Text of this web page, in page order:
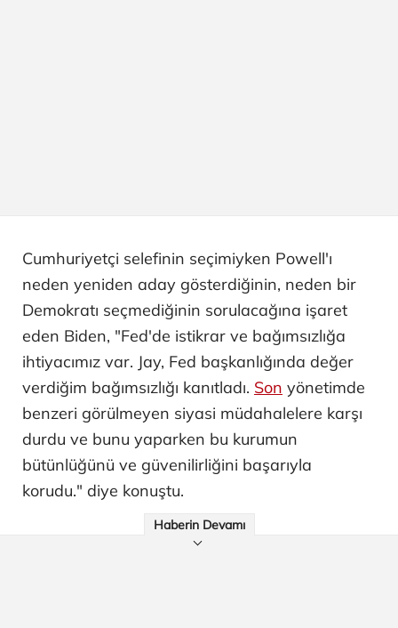
Cumhuriyetçi selefinin seçimiyken Powell'ı
neden yeniden aday gösterdiğinin, neden bir
Demokratı seçmediğinin sorulacağına işaret
eden Biden, "Fed'de istikrar ve bağımsızlığa
ihtiyacımız var. Jay, Fed başkanlığında değer
verdiğim bağımsızlığı kanıtladı. Son yönetimde
benzeri görülmeyen siyasi müdahalelere karşı
durdu ve bunu yaparken bu kurumun
bütünlüğünü ve güvenilirliğini başarıyla
korudu." diye konuştu.
Haberin Devamı